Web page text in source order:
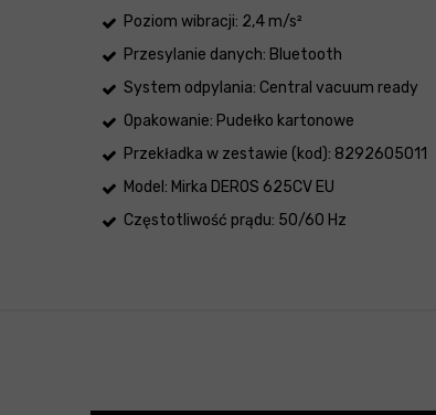
Poziom wibracji: 2,4 m/s²
Przesylanie danych: Bluetooth
System odpylania: Central vacuum ready
Opakowanie: Pudełko kartonowe
Przekładka w zestawie (kod): 8292605011
Model: Mirka DEROS 625CV EU
Częstotliwość prądu: 50/60 Hz